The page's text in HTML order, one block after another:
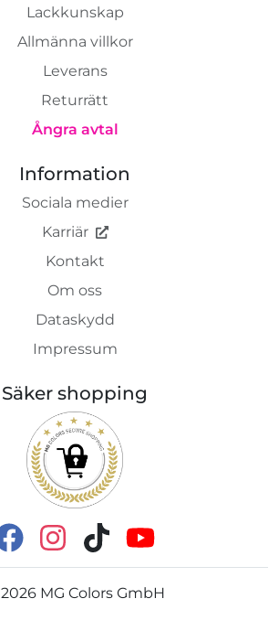
Lackkunskap
Allmänna villkor
Leverans
Returrätt
Ångra avtal
Information
Sociala medier
Karriär
Kontakt
Om oss
Dataskydd
Impressum
Säker shopping
2026 MG Colors GmbH